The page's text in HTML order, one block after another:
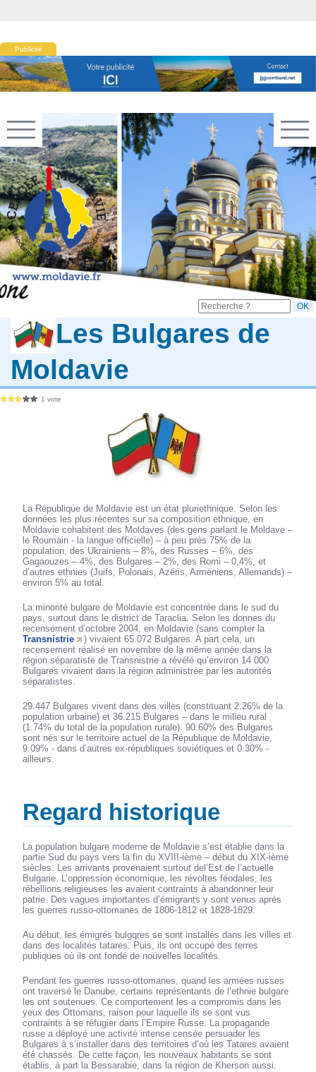
Publicité
Les Bulgares de
Moldavie
1 vote
La République de Moldavie est un état pluriethnique. Selon les
données les plus récentes sur sa composition ethnique, en
Moldavie cohabitent des Moldaves (des gens parlant le Moldave –
le Roumain - la langue officielle) – à peu près 75% de la
population, des Ukrainiens – 8%, des Russes – 6%, des
Gagaouzes – 4%, des Bulgares – 2%, des Romi – 0,4%, et
d’autres ethnies (Juifs, Polonais, Azéris, Arméniens, Allemands) –
environ 5% au total.
La minorité bulgare de Moldavie est concentrée dans le sud du
pays, surtout dans le district de Taraclia. Selon les donnes du
recensement d’octobre 2004, en Moldavie (sans compter la
Transnistrie
) vivaient 65.072 Bulgares. A part cela, un
recensement réalisé en novembre de la même année dans la
région séparatiste de Transnistrie a révélé qu’environ 14 000
Bulgares vivaient dans la région administrée par les autorités
séparatistes.
29.447 Bulgares vivent dans des villes (constituant 2.26% de la
population urbaine) et 36.215 Bulgares – dans le milieu rural
(1.74% du total de la population rurale). 90.60% des Bulgares
sont nés sur le territoire actuel de la République de Moldavie,
9.09% - dans d’autres ex-républiques soviétiques et 0.30% -
ailleurs.
Regard historique
La population bulgare moderne de Moldavie s’est établie dans la
partie Sud du pays vers la fin du XVIII-ième – début du XIX-ième
siècles. Les arrivants provenaient surtout del’Est de l’actuelle
Bulgarie. L’oppression économique, les révoltes féodales, les
rébellions religieuses les avaient contraints à abandonner leur
patrie. Des vagues importantes d’émigrants y sont venus après
les guerres russo-ottomanes de 1806-1812 et 1828-1829.
Au début, les émigrés bulgqres se sont installés dans les villes et
dans des localités tatares. Puis, ils ont occupé des terres
publiques où ils ont fondé de nouvelles localités.
Pendant les guerres russo-ottomanes, quand les armées russes
ont traversé le Danube, certains représentants de l’ethnie bulgare
les ont soutenues. Ce comportement les a compromis dans les
yeux des Ottomans, raison pour laquelle ils se sont vus
contraints à se réfugier dans l’Empire Russe. La propagande
russe a déployé une activité intense censée persuader les
Bulgares à s’installer dans des territoires d’où les Tatares avaient
été chassés. De cette façon, les nouveaux habitants se sont
établis, à part la Bessarabie, dans la région de Kherson aussi.